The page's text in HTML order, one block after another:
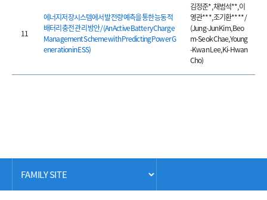
11
에너지저장시스템에서 발전량 예측을 통한 능동적
배터리 충전 관리 방안 / (An Active Battery Charge
Management Scheme with Predicting Power G
eneration in ESS)
김정준*, 채범석**, 이
영관***, 조기환**** /
(Jung-Jun Kim, Beo
m-Seok Chae, Young
-Kwan Lee, Ki-Hwan
Cho)